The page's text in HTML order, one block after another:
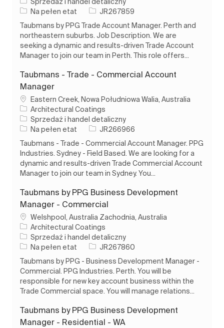
Rodzaj pracy
Na pełen etat Identyfikator zadania
JR267859
Taubmans by PPG Trade Account Manager. Perth and
northeastern suburbs. Job Description. We are
seeking a dynamic and results-driven Trade Account
Manager to join our team in Perth. This role offers...
Taubmans - Trade - Commercial Account
Manager
Lokalizacja
Eastern Creek, Nowa Południowa Walia, Australia
Architectural Coatings
Kategoria
Sprzedaż i handel detaliczny
Rodzaj pracy
Na pełen etat Identyfikator zadania
JR266966
Taubmans - Trade - Commercial Account Manager. PPG
Industries. Sydney - Field Based. We are looking for a
dynamic and results-driven Trade Commercial Account
Manager to join our team in Sydney. You...
Taubmans by PPG Business Development
Manager - Commercial
Lokalizacja
Welshpool, Australia Zachodnia, Australia
Architectural Coatings
Kategoria
Sprzedaż i handel detaliczny
Rodzaj pracy
Na pełen etat Identyfikator zadania
JR267860
Taubmans by PPG - Business Development Manager -
Commercial. PPG Industries. Perth. You will be
responsible for new key account business within the
Trade Commercial space. You will manage relations...
Taubmans by PPG Business Development
Manager - Residential - WA